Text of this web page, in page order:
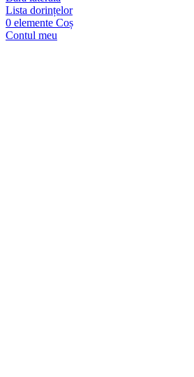
Lista dorințelor
0 elemente Coș
Contul meu